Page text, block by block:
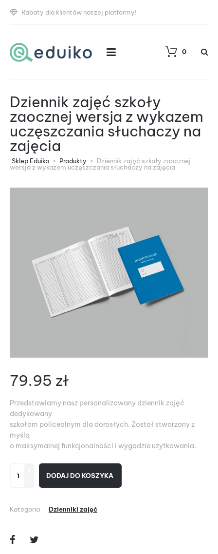
Rabaty dla klientów naszej platformy!
0
Dziennik zajęć szkoły
zaocznej wersja z wykazem
uczęszczania słuchaczy na
zajęcia
Sklep Eduiko > Produkty > Dziennik zajęć szkoły zaocznej
wersja z wykazem uczęszczania słuchaczy na zajęcia
79.95 zł
Przedstawiamy nasz personalizowany dziennik zajęć
dedykowany
szkołom policealnym dla dorosłych. Został stworzony z
myślą
o maksymalnej funkcjonalności i wygodzie użytkowania.
DODAJ DO KOSZYKA
Kategoria Dzienniki zajęć